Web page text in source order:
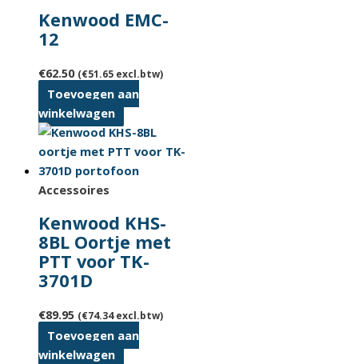
Kenwood EMC-
12
€62.50 (€51.65 excl.btw)
Toevoegen aan
winkelwagen
Accessoires
Kenwood KHS-
8BL Oortje met
PTT voor TK-
3701D
€89.95 (€74.34excl.btw)
Toevoegen aan
winkelwagen